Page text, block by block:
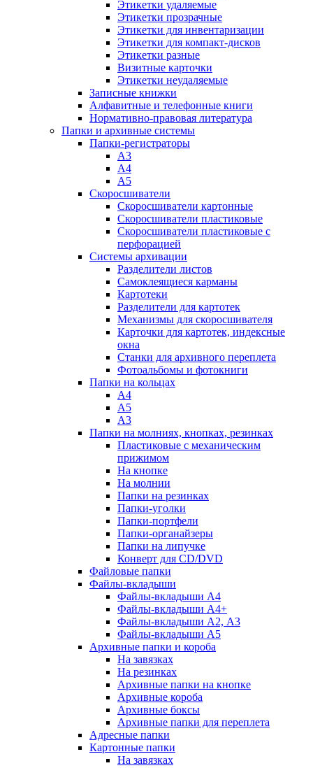
Этикетки удаляемые
Этикетки прозрачные
Этикетки для инвентаризации
Этикетки для компакт-дисков
Этикетки разные
Визитные карточки
Этикетки неудаляемые
Записные книжки
Алфавитные и телефонные книги
Нормативно-правовая литература
Папки и архивные системы
Папки-регистраторы
А3
А4
А5
Скоросшиватели
Скоросшиватели картонные
Скоросшиватели пластиковые
Скоросшиватели пластиковые с
перфорацией
Системы архивации
Разделители листов
Самоклеящиеся карманы
Картотеки
Разделители для картотек
Механизмы для скоросшивателя
Карточки для картотек, индексные
окна
Станки для архивного переплета
Фотоальбомы и фотокниги
Папки на кольцах
А4
А5
А3
Папки на молниях, кнопках, резинках
Пластиковые с механическим
прижимом
На кнопке
На молнии
Папки на резинках
Папки-уголки
Папки-портфели
Папки-органайзеры
Папки на липучке
Конверт для CD/DVD
Файловые папки
Файлы-вкладыши
Файлы-вкладыши А4
Файлы-вкладыши А4+
Файлы-вкладыши А2, А3
Файлы-вкладыши А5
Архивные папки и короба
На завязках
На резинках
Архивные папки на кнопке
Архивные короба
Архивные боксы
Архивные папки для переплета
Адресные папки
Картонные папки
На завязках